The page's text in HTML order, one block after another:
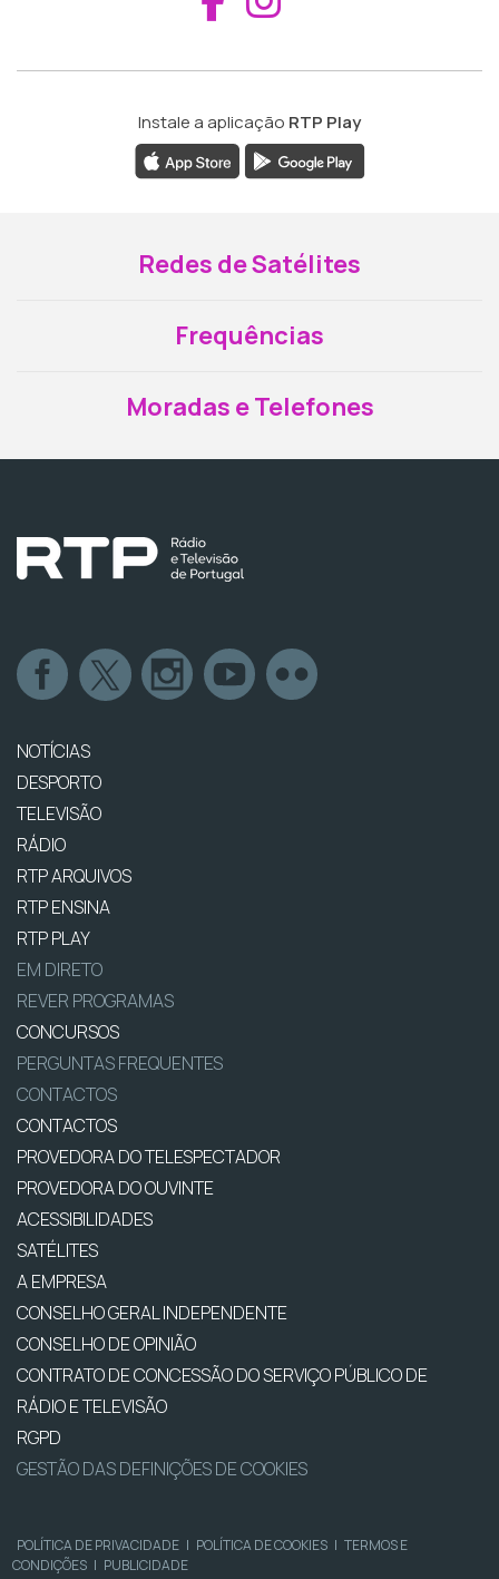
Instale a aplicação RTP Play
Redes de Satélites
Frequências
Moradas e Telefones
NOTÍCIAS
DESPORTO
TELEVISÃO
RÁDIO
RTP ARQUIVOS
RTP ENSINA
RTP PLAY
EM DIRETO
REVER PROGRAMAS
CONCURSOS
PERGUNTAS FREQUENTES
CONTACTOS
CONTACTOS
PROVEDORA DO TELESPECTADOR
PROVEDORA DO OUVINTE
ACESSIBILIDADES
SATÉLITES
A EMPRESA
CONSELHO GERAL INDEPENDENTE
CONSELHO DE OPINIÃO
CONTRATO DE CONCESSÃO DO SERVIÇO PÚBLICO DE
RÁDIO E TELEVISÃO
RGPD
GESTÃO DAS DEFINIÇÕES DE COOKIES
POLÍTICA DE PRIVACIDADE | POLÍTICA DE COOKIES | TERMOS E
CONDIÇÕES | PUBLICIDADE